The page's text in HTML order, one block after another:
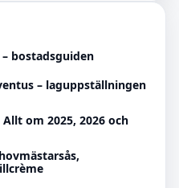
bostadsguiden
– laguppställningen
om 2025, 2026 och